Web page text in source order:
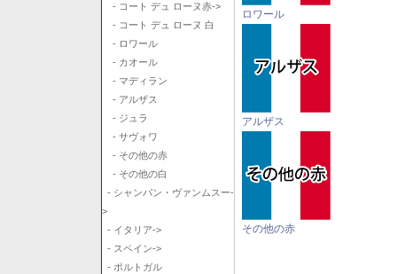
- コート デュ ローヌ赤->
- コート デュ ローヌ 白
- ロワール
- カオール
- マディラン
- アルザス
- ジュラ
- サヴォワ
- その他の赤
- その他の白
- シャンパン・ヴァンムスー-
>
- イタリア->
- スペイン->
- ポルトガル
ロワール
アルザス
その他の赤